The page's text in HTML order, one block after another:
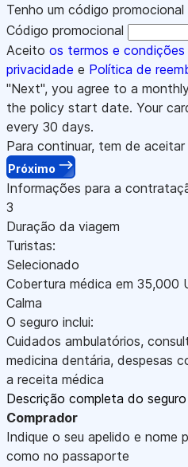
Tenho um código promocional
Código promocional
Aceito os termos e condições
privacidade e Política de
"Next", you agree to a
the policy start date. Your
every 30 days.
Para continuar, tem de
Próximo
Informações para a
3
Duração da viagem
Turistas:
Selecionado
Cobertura médica em 35,000
Calma
O seguro inclui:
Cuidados ambulatórios,
medicina dentária, despesas
a receita médica
Descrição completa do seguro
Comprador
Indique o seu apelido e nome
como no passaporte